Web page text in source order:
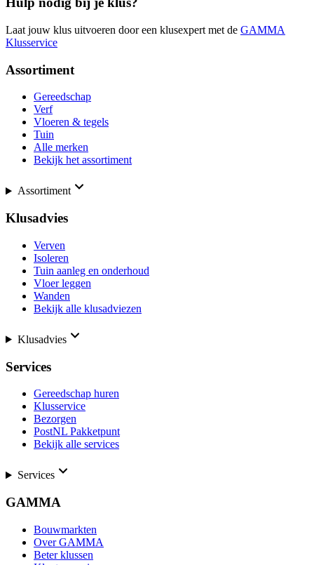
Laat jouw klus uitvoeren door een klusexpert met de GAMMA
Klusservice
Assortiment
Gereedschap
Verf
Vloeren & tegels
Tuin
Alle merken
Bekijk het assortiment
Assortiment
Klusadvies
Verven
Isoleren
Tuin aanleg en onderhoud
Vloer leggen
Wanden
Bekijk alle klusadviezen
Klusadvies
Services
Gereedschap huren
Klusservice
Bezorgen
PostNL Pakketpunt
Bekijk alle services
Services
GAMMA
Bouwmarkten
Over GAMMA
Beter klussen